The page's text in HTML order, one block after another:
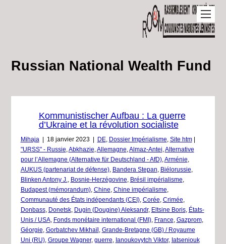
Russian National Wealth Fund
Kommunistischer Aufbau : La guerre
d’Ukraine et la révolution socialiste
Mihaja 18 janvier 2023 DE, Dossier Impérialisme Site htm
"URSS" - Russie Abkhazie Allemagne Almaz-Antei Alternative
pour l’Allemagne (Alternative für Deutschland - AfD), Arménie
AUKUS (partenariat de défense), Bandera Stepan Biélorussie
Blinken Antony J.
Bosnie-Herzégovine Brésil impérialisme
Budapest (mémorandum), Chine Chine impérialisme
Communauté des États indépendants (CEI), Corée Crimée
Donbass, Donetsk, Dugin (Dougine) Aleksandr, Eltsine Boris,
États-
Unis / USA, Fonds monétaire international (FMI), France Gazprom,
Géorgie Gorbatchev Mikhaïl
Grande-Bretagne (GB) / Royaume
Uni (RU), Groupe Wagner, guerre Ianoukovytch Viktor,
Iatseniouk